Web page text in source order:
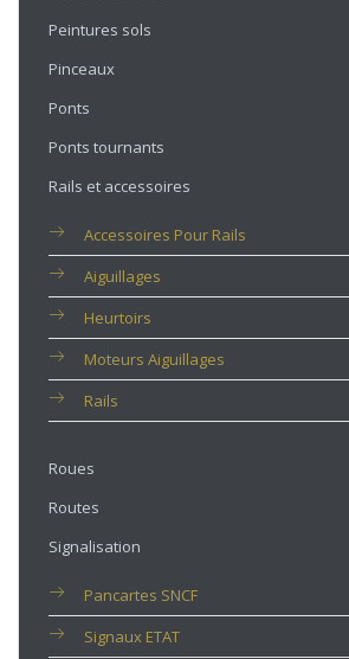
Peintures sols
Pinceaux
Ponts
Ponts tournants
Rails et accessoires
Accessoires Pour Rails
Aiguillages
Heurtoirs
Moteurs Aiguillages
Rails
Roues
Routes
Signalisation
Pancartes SNCF
Signaux ETAT